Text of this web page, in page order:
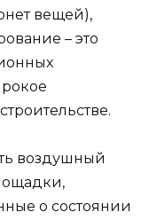
вещей),
– это
воздушный
о состоянии